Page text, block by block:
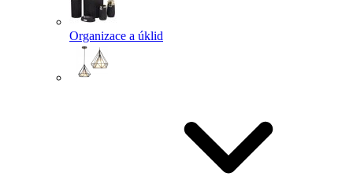
Organizace a úklid